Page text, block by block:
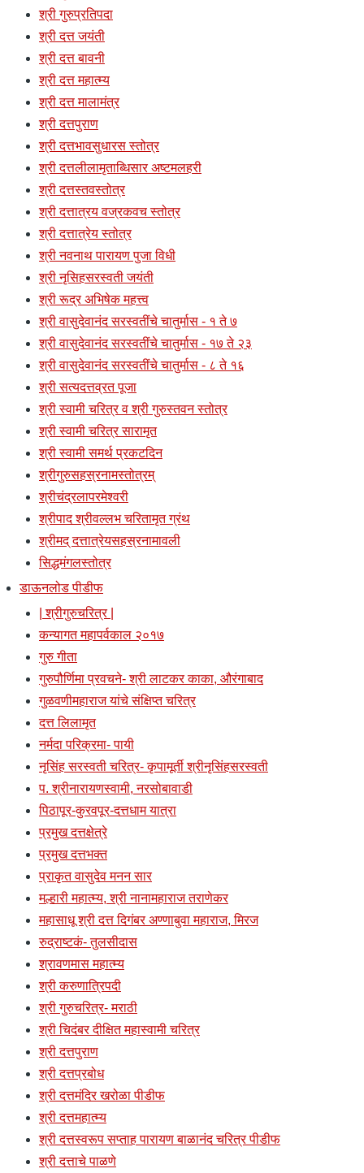
श्री गुरुप्रतिपदा
श्री दत्त जयंती
श्री दत्त बावनी
श्री दत्त महात्म्य
श्री दत्त मालामंत्र
श्री दत्तपुराण
श्री दत्तभावसुधारस स्तोत्र
श्री दत्तलीलामृताब्धिसार अष्टमलहरी
श्री दत्तस्तवस्तोत्र
श्री दत्तात्रय वज्रकवच स्तोत्र
श्री दत्तात्रेय स्तोत्र
श्री नवनाथ पारायण पुजा विधी
श्री नृसिहसरस्वती जयंती
श्री रूद्र अभिषेक महत्त्व
श्री वासुदेवानंद सरस्वतींचे चातुर्मास - १ ते ७
श्री वासुदेवानंद सरस्वतींचे चातुर्मास - १७ ते २३
श्री वासुदेवानंद सरस्वतींचे चातुर्मास - ८ ते १६
श्री सत्यदत्तव्रत पूजा
श्री स्वामी चरित्र व श्री गुरुस्तवन स्तोत्र
श्री स्वामी चरित्र सारामृत
श्री स्वामी समर्थ प्रकटदिन
श्रीगुरुसहस्रनामस्तोत्रम्
श्रीचंद्रलापरमेश्वरी
श्रीपाद श्रीवल्लभ चरितामृत ग्रंथ
श्रीमद् दत्तात्रेयसहस्रनामावली
सिद्धमंगलस्तोत्र
डाऊनलोड पीडीफ
| श्रीगुरुचरित्र |
कन्यागत महापर्वकाल २०१७
गुरु गीता
गुरुपौर्णिमा प्रवचने- श्री लाटकर काका, औरंगाबाद
गुळवणीमहाराज यांचे संक्षिप्त चरित्र
दत्त लिलामृत
नर्मदा परिक्रमा- पायी
नृसिंह सरस्वती चरित्र- कृपामूर्ती श्रीनृसिंहसरस्वती
प. श्रीनारायणस्वामी, नरसोबावाडी
पिठापूर-कुरवपूर-दत्तधाम यात्रा
प्रमुख दत्तक्षेत्रे
प्रमुख दत्तभक्त
प्राकृत वासुदेव मनन सार
मल्हारी महात्म्य, श्री नानामहाराज तराणेकर
महासाधू श्री दत्त दिगंबर अण्णाबुवा महाराज, मिरज
रुद्राष्टकं- तुलसीदास
श्रावणमास महात्म्य
श्री करुणात्रिपदी
श्री गुरुचरित्र- मराठी
श्री चिदंबर दीक्षित महास्वामी चरित्र
श्री दत्तपुराण
श्री दत्तप्रबोध
श्री दत्तमंदिर खरोळा पीडीफ
श्री दत्तमहात्म्य
श्री दत्तस्वरूप सप्ताह पारायण बाळानंद चरित्र पीडीफ
श्री दत्ताचे पाळणे